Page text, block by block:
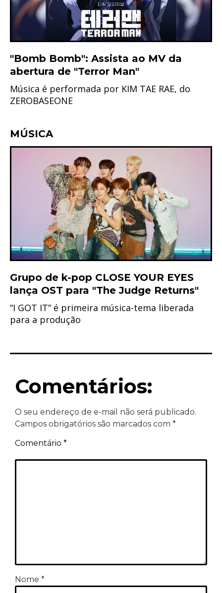
"Bomb Bomb": Assista ao MV da
abertura de "Terror Man"
Música é performada por KIM TAE RAE, do
ZEROBASEONE
MÚSICA
Grupo de k-pop CLOSE YOUR EYES
lança OST para "The Judge Returns"
“I GOT IT” é primeira música-tema liberada
para a produção
Comentários:
O seu endereço de e-mail não será publicado.
Campos obrigatórios são marcados com *
Comentário *
Nome *